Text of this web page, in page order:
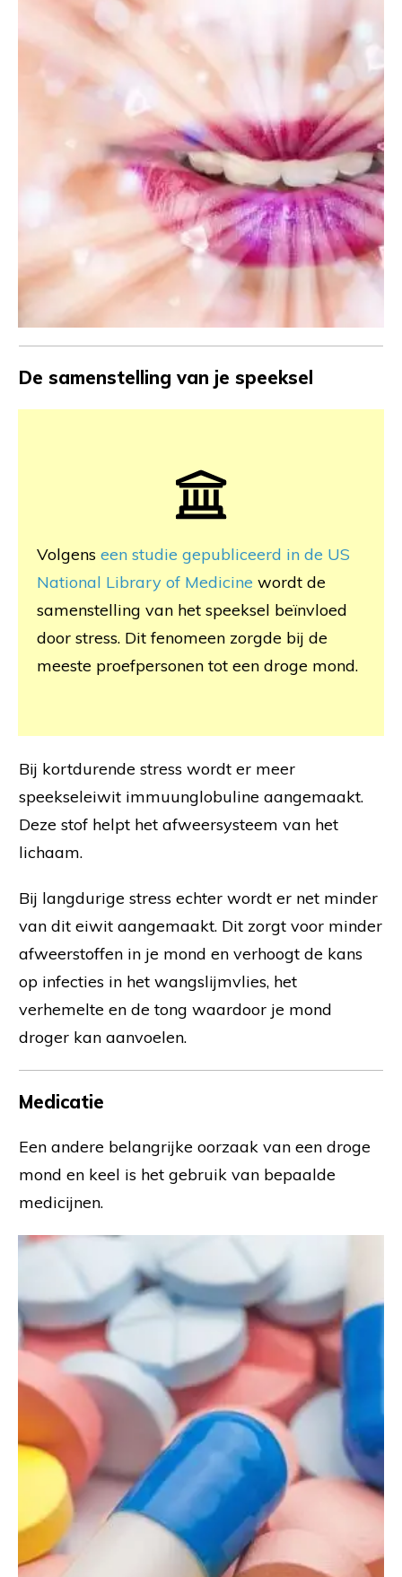
De samenstelling van je speeksel
Volgens een studie gepubliceerd in de US
National Library of Medicine wordt de
samenstelling van het speeksel beïnvloed
door stress. Dit fenomeen zorgde bij de
meeste proefpersonen tot een droge mond.
Bij kortdurende stress wordt er meer
speekseleiwit immuunglobuline aangemaakt.
Deze stof helpt het afweersysteem van het
lichaam.
Bij langdurige stress echter wordt er net minder
van dit eiwit aangemaakt. Dit zorgt voor minder
afweerstoffen in je mond en verhoogt de kans
op infecties in het wangslijmvlies, het
verhemelte en de tong waardoor je mond
droger kan aanvoelen.
Medicatie
Een andere belangrijke oorzaak van een droge
mond en keel is het gebruik van bepaalde
medicijnen.